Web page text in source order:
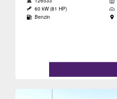
60 kW (81 HP)
Benzin